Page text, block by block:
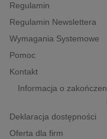
inne
popularno-
historia
Regulamin
Regulamin Newslettera
Wymagania Systemowe
Pomoc
Kontakt
Informacja o
Deklaracja dostępności
Oferta dla firm